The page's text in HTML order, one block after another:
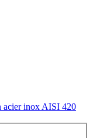
acier inox AISI 420